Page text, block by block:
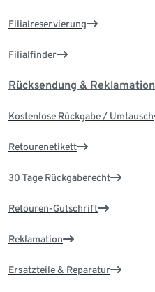
Filialreservierung
Filialfinder
Rücksendung & Reklamation
Kostenlose Rückgabe / Umtausch
Retourenetikett
30 Tage Rückgaberecht
Retouren-Gutschrift
Reklamation
Ersatzteile & Reparatur